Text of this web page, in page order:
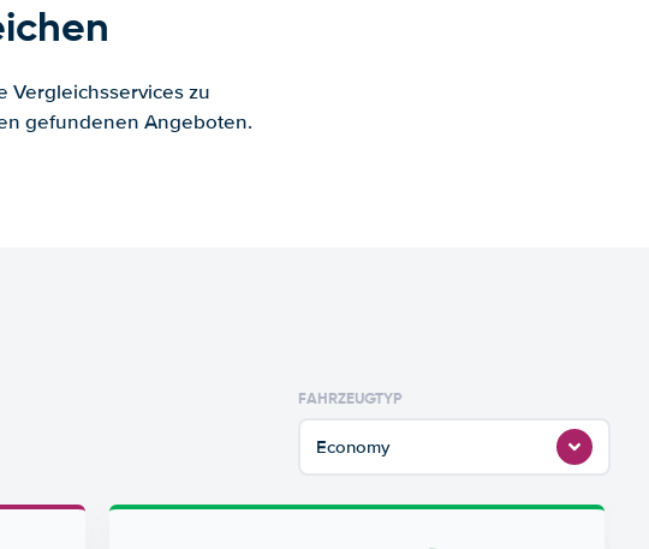
Vergleichsservices zu
gefundenen Angeboten.
FAHRZEUGTYP
Economy